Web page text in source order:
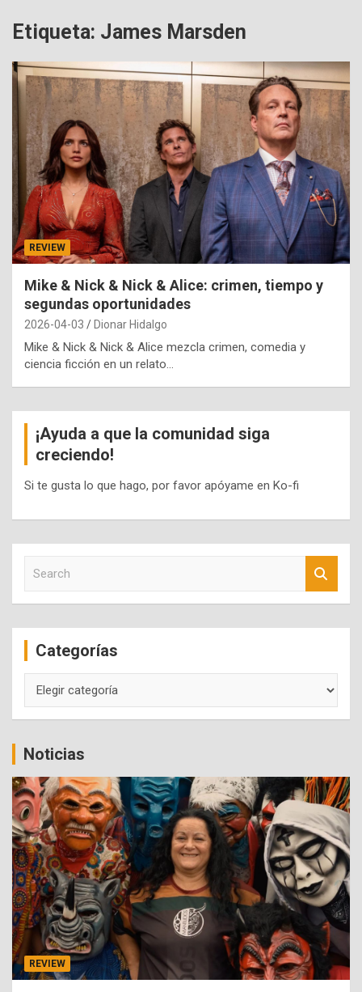
Etiqueta: James Marsden
REVIEW
Mike & Nick & Nick & Alice: crimen, tiempo y
segundas oportunidades
2026-04-03 Dionar Hidalgo
Mike & Nick & Nick & Alice mezcla crimen, comedia y
ciencia ficción en un relato…
¡Ayuda a que la comunidad siga
creciendo!
Si te gusta lo que hago, por favor apóyame en Ko-fi
c
Categorías
Noticias
REVIEW